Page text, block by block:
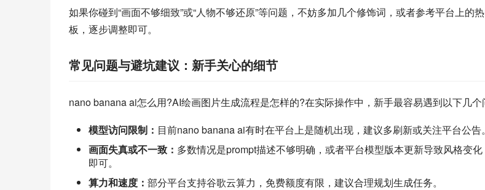
如果你碰到“画面不够细致”或“人物不够还原”等问题，不妨多加几个修饰词，或者参考平台上的
板，逐步调整即可。
常见问题与避坑建议：新手关心的细节
nano banana ai怎么用?AI绘画图片生成流程是怎样的?在实际操作中，新手最容易遇到以下几个
模型访问限制： 目前nano banana ai有时在平台上是随机出现，建议多刷新或关注平台公告。
画面失真或不一致： 多数情况是prompt描述不够明确，或者平台模型版本更新导致风格变
即可。
算力和速度： 部分平台支持谷歌云算力，免费额度有限，建议合理规划生成任务。